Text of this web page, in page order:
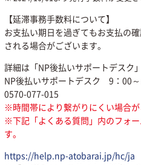
【延滞事務手数料について】
お支払い期日を過ぎてもお支払の
される場合がございます。
詳細は「NP後払いサポートデスク
NP後払いサポートデスク 9：00～
0570-077-015
※時間帯により繋がりにくい場合が
※下記「よくある質問」内のフォ
す。
https://help.np-atobarai.jp/hc/ja